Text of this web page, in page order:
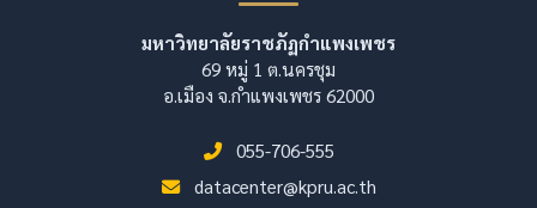
มหาวิทยาลัยราชภัฏกำแพงเพชร
69 หมู่ 1 ต.นครชุม
อ.เมือง จ.กำแพงเพชร 62000
055-706-555
datacenter@kpru.ac.th